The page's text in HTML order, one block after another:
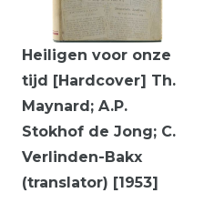
Heiligen voor onze
tijd [Hardcover] Th.
Maynard; A.P.
Stokhof de Jong; C.
Verlinden-Bakx
(translator) [1953]